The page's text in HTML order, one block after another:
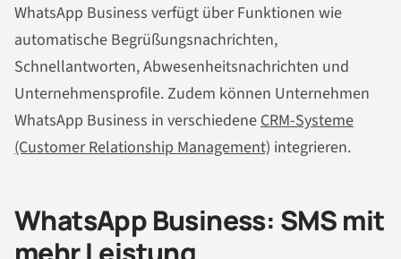
WhatsApp Business verfügt über Funktionen wie
automatische Begrüßungsnachrichten,
Schnellantworten, Abwesenheitsnachrichten und
Unternehmensprofile. Zudem können Unternehmen
WhatsApp Business in verschiedene CRM-Systeme
(Customer Relationship Management) integrieren.
WhatsApp Business: SMS mit